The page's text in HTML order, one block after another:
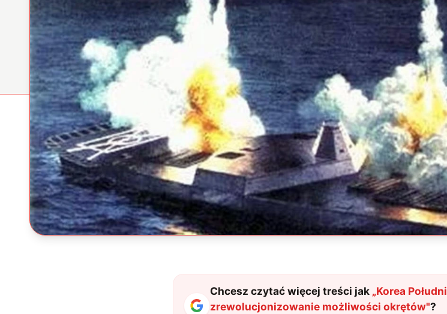
Chcesz czytać więcej treści jak „Korea
zrewolucjonizowanie możliwości okrętów"?